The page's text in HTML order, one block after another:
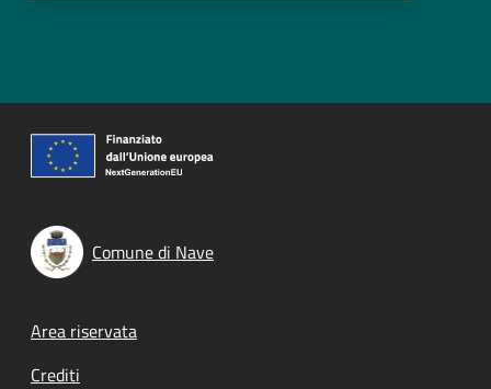
Comune di Nave
Footer menu
Area riservata
Crediti